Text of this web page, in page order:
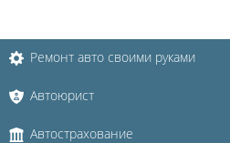
Ремонт авто своими руками
Автоюрист
Автострахование